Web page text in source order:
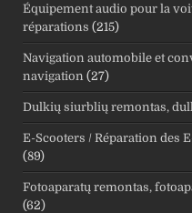
Équipement audio pour la
réparations (215)
Navigation automobile et
navigation (27)
Dulkių siurblių remontas,
E-Scooters / Réparation des
(89)
Fotoaparatų remontas,
(62)